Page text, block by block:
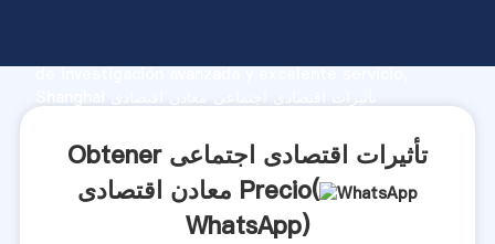
de investigación avanzada y excelente servicio,
clientes.Obtener تأثیرات اقتصادی اجتماعی
معادن اقتصادی Precio(
WhatsApp)